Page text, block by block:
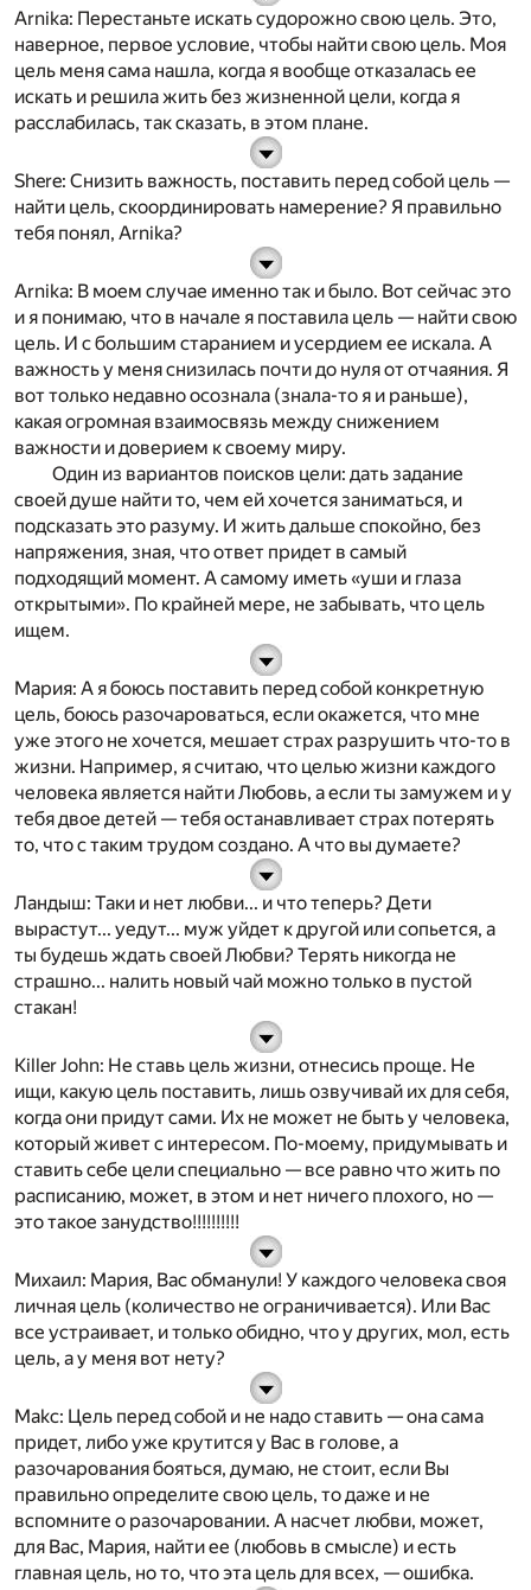
Arnika: Перестаньте искать судорожно свою цель. Это,
наверное, первое условие, чтобы найти свою цель. Моя
цель меня сама нашла, когда я вообще отказалась ее
искать и решила жить без жизненной цели, когда я
расслабилась, так сказать, в этом плане.
Shere: Снизить важность, поставить перед собой цель —
найти цель, скоординировать намерение? Я правильно
тебя понял, Arnika?
Arnika: В моем случае именно так и было. Вот сейчас это
и я понимаю, что в начале я поставила цель — найти свою
цель. И с большим старанием и усердием ее искала. А
важность у меня снизилась почти до нуля от отчаяния. Я
вот только недавно осознала (знала-то я и раньше),
какая огромная взаимосвязь между снижением
важности и доверием к своему миру.
Один из вариантов поисков цели: дать задание
своей душе найти то, чем ей хочется заниматься, и
подсказать это разуму. И жить дальше спокойно, без
напряжения, зная, что ответ придет в самый
подходящий момент. А самому иметь «уши и глаза
открытыми». По крайней мере, не забывать, что цель
ищем.
Мария: А я боюсь поставить перед собой конкретную
цель, боюсь разочароваться, если окажется, что мне
уже этого не хочется, мешает страх разрушить что-то в
жизни. Например, я считаю, что целью жизни каждого
человека является найти Любовь, а если ты замужем и у
тебя двое детей — тебя останавливает страх потерять
то, что с таким трудом создано. А что вы думаете?
Ландыш: Таки и нет любви... и что теперь? Дети
вырастут... уедут... муж уйдет к другой или сопьется, а
ты будешь ждать своей Любви? Терять никогда не
страшно... налить новый чай можно только в пустой
стакан!
Killer John: Не ставь цель жизни, отнесись проще. Не
ищи, какую цель поставить, лишь озвучивай их для себя,
когда они придут сами. Их не может не быть у человека,
который живет с интересом. По-моему, придумывать и
ставить себе цели специально — все равно что жить по
расписанию, может, в этом и нет ничего плохого, но —
это такое занудство!!!!!!!!!!
Михаил: Мария, Вас обманули! У каждого человека своя
личная цель (количество не ограничивается). Или Вас
все устраивает, и только обидно, что у других, мол, есть
цель, а у меня вот нету?
Makc: Цель перед собой и не надо ставить — она сама
придет, либо уже крутится у Вас в голове, а
разочарования бояться, думаю, не стоит, если Вы
правильно определите свою цель, то даже и не
вспомните о разочаровании. А насчет любви, может,
для Вас, Мария, найти ее (любовь в смысле) и есть
главная цель, но то, что эта цель для всех, — ошибка.